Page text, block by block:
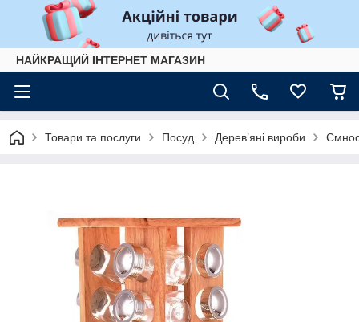
НАЙКРАЩИЙ ІНТЕРНЕТ МАГАЗИН
Товари та послуги Посуд Дерев’яні вироби